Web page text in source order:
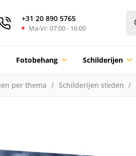
+31 20 890 5765
Ma-Vr: 07:00 - 16:00
Fotobehang Schilderijen
per thema Schilderijen steden